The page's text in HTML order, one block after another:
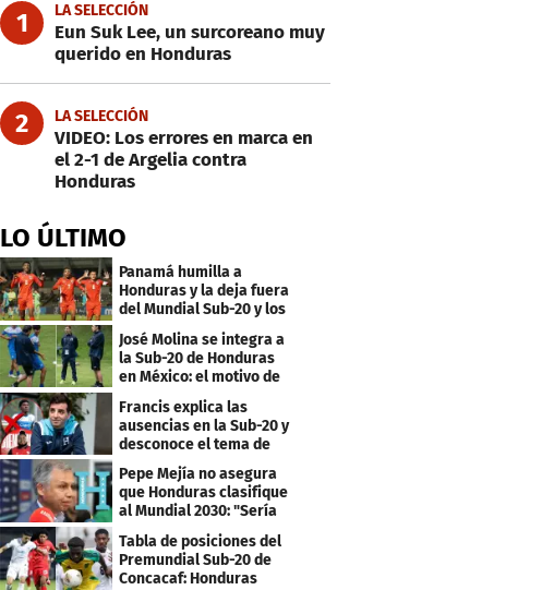
1 LA SELECCIÓN
Eun Suk Lee, un surcoreano muy
querido en Honduras
2 LA SELECCIÓN
VIDEO: Los errores en marca en
el 2-1 de Argelia contra
Honduras
LO ÚLTIMO
Panamá humilla a
Honduras y la deja fuera
del Mundial Sub-20 y los
Juegos Olímpicos
José Molina se integra a
la Sub-20 de Honduras
en México: el motivo de
su viaje
Francis explica las
ausencias en la Sub-20 y
desconoce el tema de
los tiktokers
Pepe Mejía no asegura
que Honduras clasifique
al Mundial 2030: "Sería
mentir"
Tabla de posiciones del
Premundial Sub-20 de
Concacaf: Honduras